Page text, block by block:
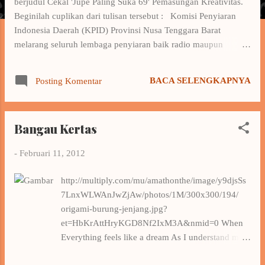
Beginilah cuplikan dari tulisan tersebut : Komisi Penyiaran
Indonesia Daerah (KPID) Provinsi Nusa Tenggara Barat
melarang seluruh lembaga penyiaran baik radio maupun
lagu bermasalah dan dilarang penyiarannya itu adalah Jupe
Paling Suka 69 (Julia Perez), Mobil Bergoyang (Lia MJ feat
(Tuty Wibowo), Maaf Kamu Hamil Duluan (Ageng Kiwi), Satu
Hukum (Mozza Kirana), Wanita Lubang Buaya (Minawati
Dewi) dan Ada Yang Panjang (Rya Sakila). Materi lagu tersebut
dinilai bertentangan dengan Pedoman Perilaku Penyiaran dan
Standar Program Siaran (P3/SPS) tahun 2009 yakni Pasal 9
(penghormatan terhadap norma kes...
Posting Komentar BACA SELENGKAPNYA
Bangau Kertas
- Februari 11, 2012
http://multiply.com/mu/amathonthe/image/y9djsSs
7LnxWLWAnJwZjAw/photos/1M/300x300/194/
origami-burung-jenjang.jpg?
et=HbKrAttHryKGD8Nf2IxM3A&nmid=0 When
Everything feels like a dream As I understand my